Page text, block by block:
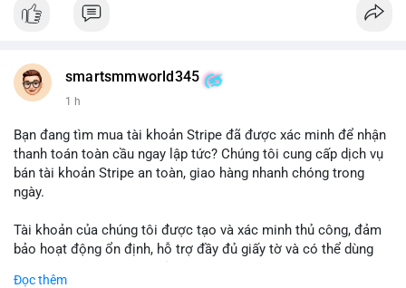
smartsmmworld345
1 h
Bạn đang tìm mua tài khoản Stripe đã được xác minh để nhận
thanh toán toàn cầu ngay lập tức? Chúng tôi cung cấp dịch vụ
bán tài khoản Stripe an toàn, giao hàng nhanh chóng trong
ngày.
Tài khoản của chúng tôi được tạo và xác minh thủ công, đảm
bảo hoạt động ổn định, hỗ trợ đầy đủ giấy tờ và có thể dùng
Đọc thêm